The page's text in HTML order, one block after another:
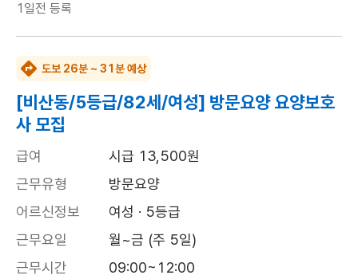
1일전 등록
도보 26분 ~ 31분 예상
[비산동/5등급/82세/여성] 방문요양 요양보호
사 모집
급여
시급 13,500원
근무유형
방문요양
어르신정보
여성 · 5등급
근무요일
월~금 (주 5일)
근무시간
09:00~12:00